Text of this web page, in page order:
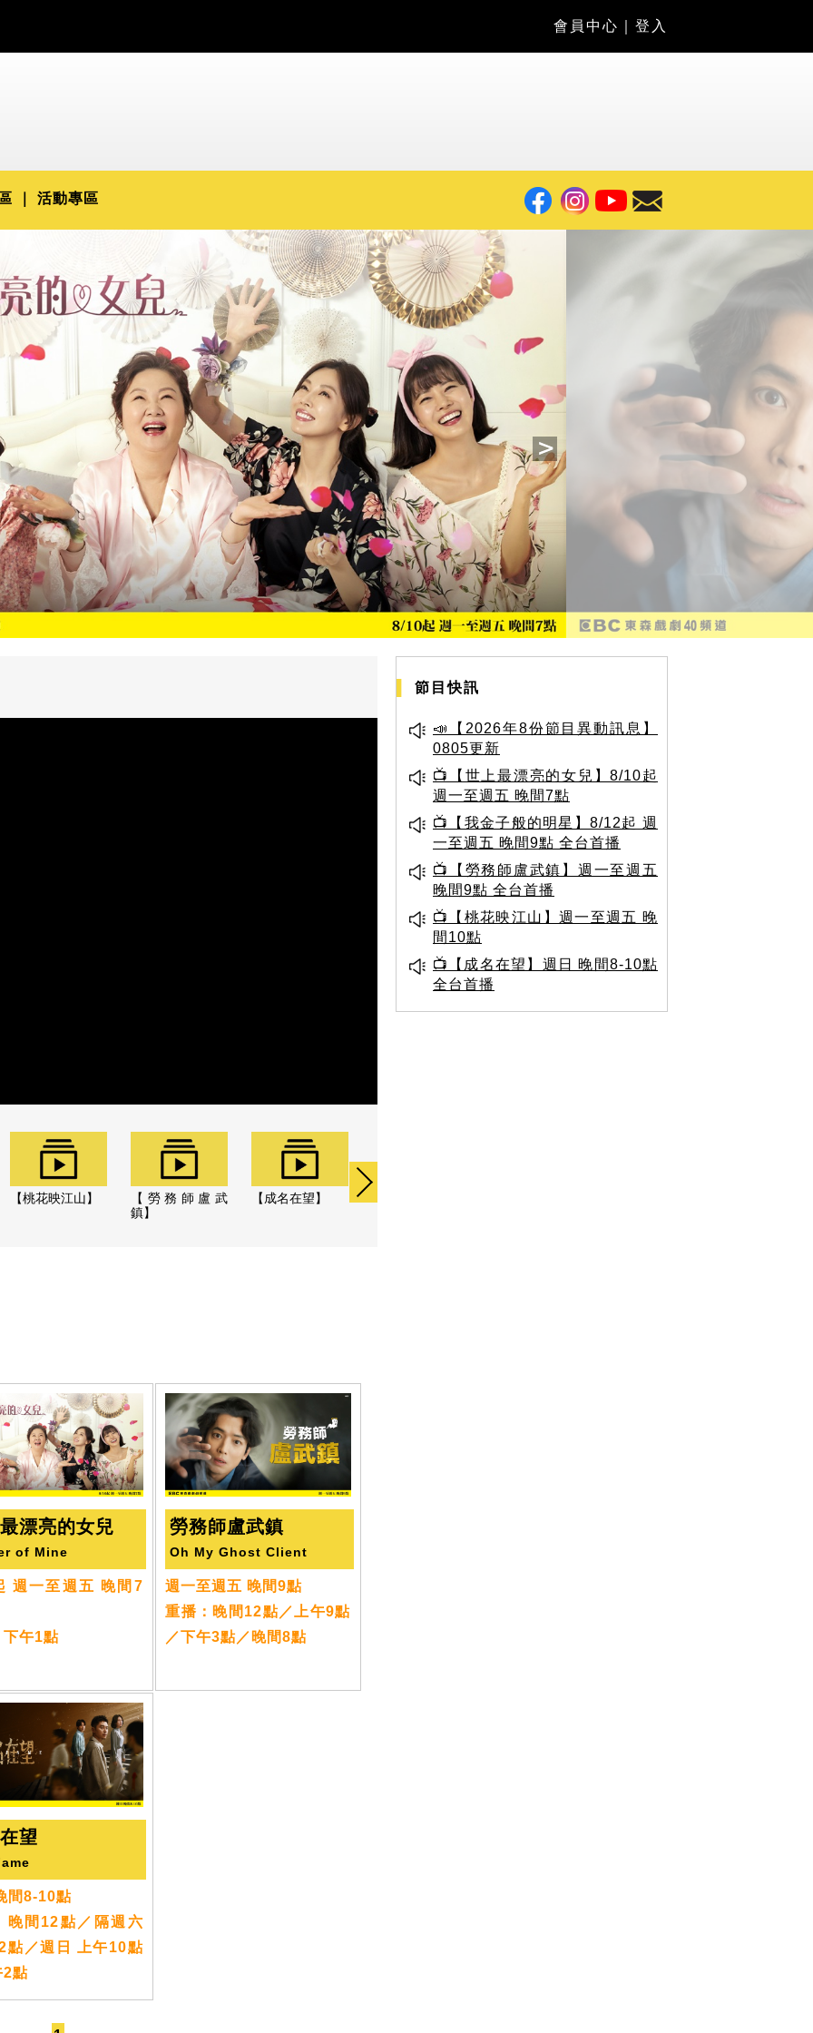
會員中心 登入
活動專區
【桃花映江山】
【勞務師盧武
鎮】
【成名在望】
漂亮的女兒
of Mine
週一至週五 晚間7
下午1點
勞務師盧武鎮
Oh My Ghost Client
週一至週五 晚間9點
重播：晚間12點／上午9點
／下午3點／晚間8點
望
間8-10點
晚間12點／隔週六
點／週日 上午10點
2點
節目快訊
📣【2026年8份節目異動訊息】
0805更新
📺【世上最漂亮的女兒】8/10起
週一至週五 晚間7點
📺【我金子般的明星】8/12起 週
一至週五 晚間9點 全台首播
📺【勞務師盧武鎮】週一至週五
晚間9點 全台首播
📺【桃花映江山】週一至週五 晚
間10點
📺【成名在望】週日 晚間8-10點
全台首播